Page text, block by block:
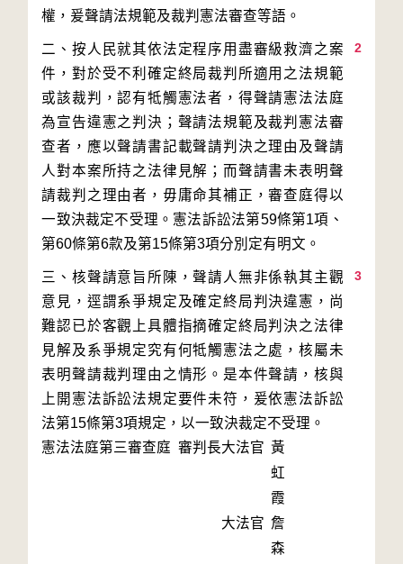
2
二、按人民就其依法定程序用盡審級救濟之案
件，對於受不利確定終局裁判所適用之法規範
或該裁判，認有牴觸憲法者，得聲請憲法法庭
為宣告違憲之判決；聲請法規範及裁判憲法審
查者，應以聲請書記載聲請判決之理由及聲請
人對本案所持之法律見解；而聲請書未表明聲
請裁判之理由者，毋庸命其補正，審查庭得以
一致決裁定不受理。憲法訴訟法第59條第1項、
3
三、核聲請意旨所陳，聲請人無非係執其主觀
意見，逕謂系爭規定及確定終局判決違憲，尚
難認已於客觀上具體指摘確定終局判決之法律
見解及系爭規定究有何牴觸憲法之處，核屬未
表明聲請裁判理由之情形。是本件聲請，核與
上開憲法訴訟法規定要件未符，爰依憲法訴訟
法第15條第3項規定，以一致決裁定不受理。
憲法法庭第三審查庭 審判長大法官 黃
虹
霞
大法官 詹
森